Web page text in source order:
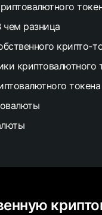
разница
крипто-
криптовалютного
токена